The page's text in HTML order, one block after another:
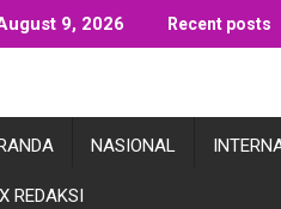
9, 2026 Recent posts
NASIONAL
REDAKSI